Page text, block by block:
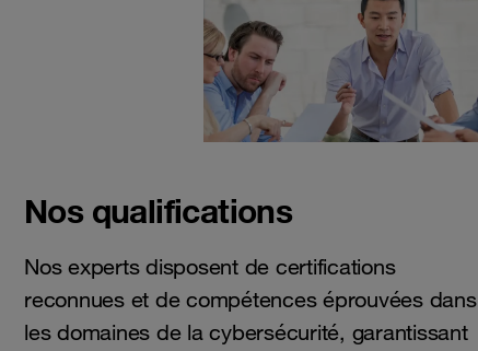
Nos qualifications
Nos experts disposent de certifications
reconnues et de compétences éprouvées dans
les domaines de la cybersécurité, garantissant